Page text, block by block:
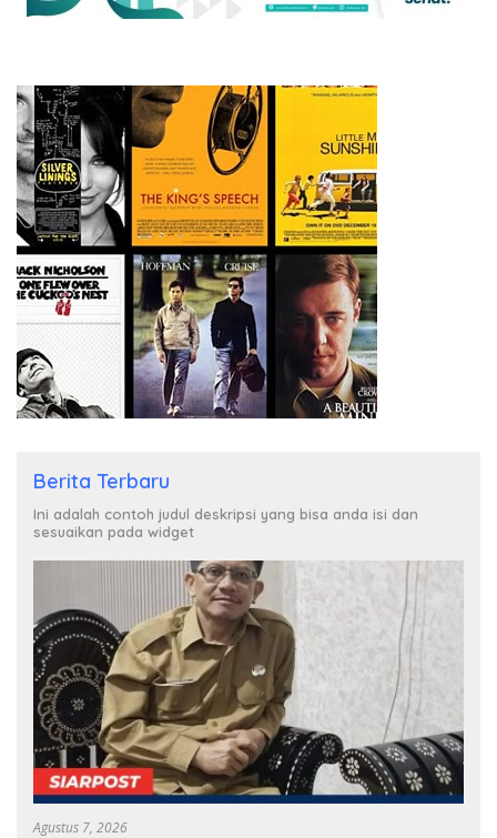
Berita Terbaru
Ini adalah contoh judul deskripsi yang bisa anda isi dan
sesuaikan pada widget
Agustus 7, 2026